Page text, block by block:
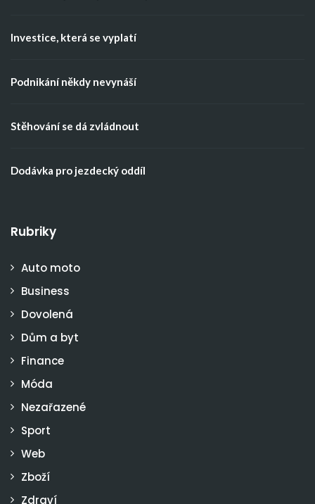
Investice, která se vyplatí
Podnikání někdy nevynáší
Stěhování se dá zvládnout
Dodávka pro jezdecký oddíl
Rubriky
Auto moto
Business
Dovolená
Dům a byt
Finance
Móda
Nezařazené
Sport
Web
Zboží
Zdraví